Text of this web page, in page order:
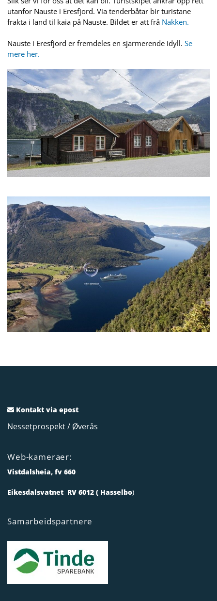
utanfor Nauste i Eresfjord. Via tenderbåtar bir turistane
frakta i land til kaia på Nauste. Bildet er att frå Nakken.
Nauste i Eresfjord er fremdeles en sjarmerende idyll. Se
mere her.
 Kontakt via epost
Nessetprospekt / Øverås
Web-kameraer:
Vistdalsheia, fv 660
Eikesdalsvatnet RV 6012 ( Hasselbo)
Samarbeidspartnere